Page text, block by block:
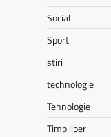
Social
Sport
stiri
technologie
Tehnologie
Timp liber